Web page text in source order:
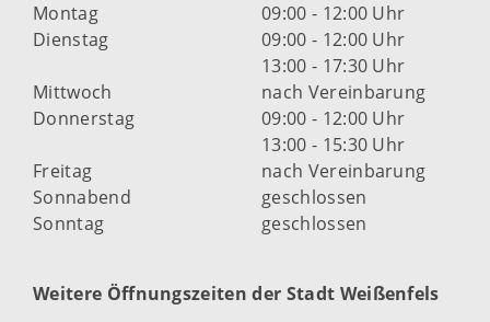
Montag
09:00 - 12:00 Uhr
Dienstag
09:00 - 12:00 Uhr
13:00 - 17:30 Uhr
Mittwoch
nach Vereinbarung
Donnerstag
09:00 - 12:00 Uhr
13:00 - 15:30 Uhr
Freitag
nach Vereinbarung
Sonnabend
geschlossen
Sonntag
geschlossen
Weitere Öffnungszeiten der Stadt Weißenfels